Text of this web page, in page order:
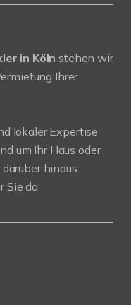
in Köln stehen wir
Ihrer
lokaler Expertise
um Ihr Haus oder
hinaus.
Sie da.